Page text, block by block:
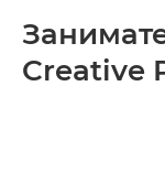
Creative